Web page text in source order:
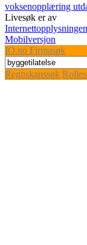
voksenopplæring
Livesøk er av
Mobilversjon
IO.no Firmasøk
Regnskapssøk